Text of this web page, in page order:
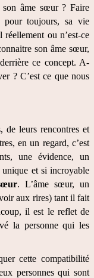
son âme sœur ? Faire
pour toujours, sa vie
réellement ou n’est-ce
son âme sœur,
ce concept. A-
? C’est ce que nous
de leurs rencontres et
en un regard, c’est
une évidence, un
et si incroyable
. L’âme sœur, un
aux rires) tant il fait
il est le reflet de
la personne qui les
cette compatibilité
personnes qui sont